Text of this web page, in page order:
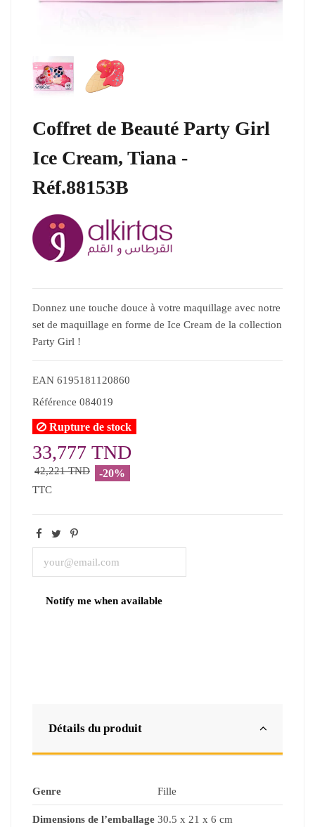
Coffret de Beauté Party Girl
Ice Cream, Tiana -
Réf.88153B
Donnez une touche douce à votre maquillage avec notre
set de maquillage en forme de Ice Cream de la collection
Party Girl !
EAN 6195181120860
Référence 084019
Rupture de stock
33,777 TND
42,221 TND -20%
TTC
Détails du produit
Genre Fille
Dimensions de l’emballage 30.5 x 21 x 6 cm